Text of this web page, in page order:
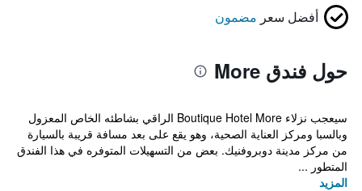
أفضل سعر مضمون
حول فندق More
سيعجب نزلاء Boutique Hotel More الراقي بشاطئه الخاص المعزول
وبالسبا ومركز العناية الصحية، وهو يقع على بعد مسافة قريبة بالسيارة
من مركز مدينة دوبروفنيك. بعض من التسهيلات المتوفره في هذا الفندق
المتطور ...
المزيد